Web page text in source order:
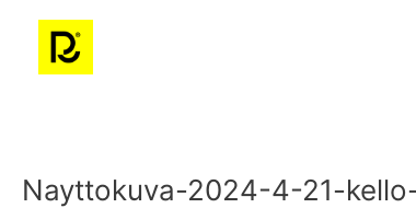
Siirry
sisältöön
Nayttokuva-2024-4-21-